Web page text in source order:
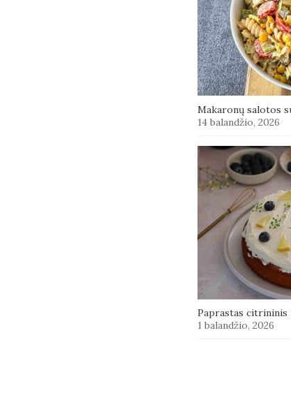
Makaronų salotos
14 balandžio, 2026
Paprastas citrininis
1 balandžio, 2026